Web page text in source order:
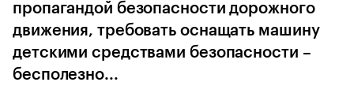
пропагандой безопасности дорожного
движения, требовать оснащать машину
детскими средствами безопасности –
бесполезно...